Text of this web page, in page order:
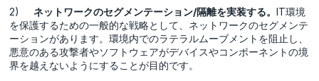
2)ネットワークのセグメンテーション/隔離を実装する。IT環境
を保護するための一般的な戦略として、ネットワークのセグメンテ
ーションがあります。環境内でのラテラルムーブメントを阻止し、
悪意のある攻撃者やソフトウェアがデバイスやコンポーネントの境
界を越えないようにすることが目的です。